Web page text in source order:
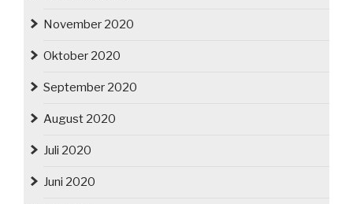
November 2020
Oktober 2020
September 2020
August 2020
Juli 2020
Juni 2020